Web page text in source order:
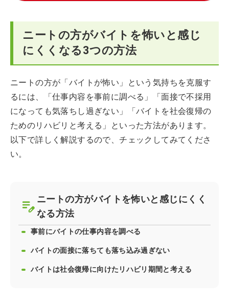
ニートの方がバイトを怖いと感じ
にくくなる3つの方法
ニートの方が「バイトが怖い」という気持ちを克服す
るには、「仕事内容を事前に調べる」「面接で不採用
になっても気落ちし過ぎない」「バイトを社会復帰の
ためのリハビリと考える」といった方法があります。
以下で詳しく解説するので、チェックしてみてくださ
い。
ニートの方がバイトを怖いと感じにくく
なる方法
事前にバイトの仕事内容を調べる
バイトの面接に落ちても落ち込み過ぎない
バイトは社会復帰に向けたリハビリ期間と考える